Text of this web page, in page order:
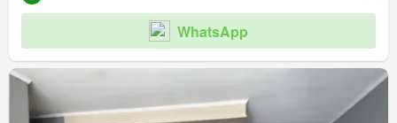
WhatsApp